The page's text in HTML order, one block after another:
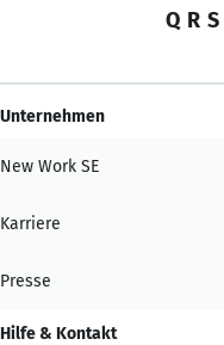
Q R S
Unternehmen
New Work SE
Karriere
Presse
Hilfe & Kontakt